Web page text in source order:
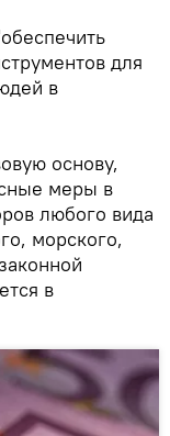
для
в
основу,
меры в
любого вида
морского,
в